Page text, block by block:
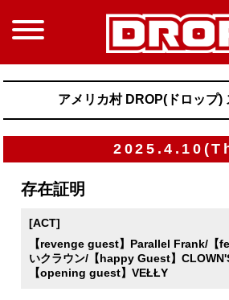
アメリカ村 DROP(ドロップ)
存在証明
[ACT]
【revenge guest】Parallel Frank/【
いクラウン/【happy Guest】
【opening guest】VEŁŁY